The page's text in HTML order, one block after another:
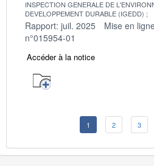
INSPECTION GENERALE DE
DEVELOPPEMENT DURABLE (IGEDD)
Rapport: juil. 2025 Mise en
n°015954-01
Accéder à la notice
1 2 3